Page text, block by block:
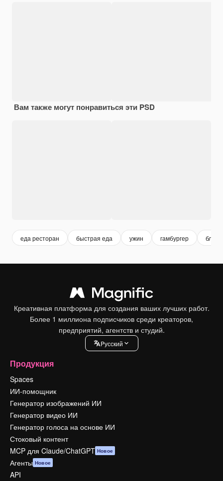
Вам также могут понравиться эти PSD
еда ресторан быстрая еда ужин гамбургер блюдо
Креативная платформа для создания ваших лучших работ.
Более 1 миллиона подписчиков среди креаторов,
предприятий, агентств и студий.
Pусский
Продукция
Spaces
ИИ-помощник
Генератор изображений ИИ
Генератор видео ИИ
Генератор голоса на основе ИИ
Стоковый контент
MCP для Claude/ChatGPT Новое
Агенты Новое
API